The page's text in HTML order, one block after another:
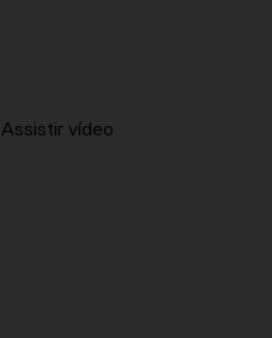
Assistir vídeo